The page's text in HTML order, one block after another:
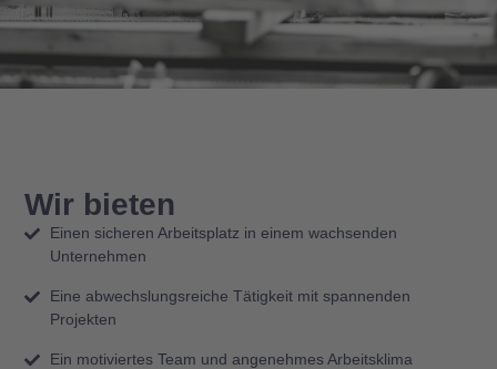
Wir bieten
Einen sicheren Arbeitsplatz in einem wachsenden
Unternehmen
Eine abwechslungsreiche Tätigkeit mit spannenden
Projekten​​
Ein motiviertes Team und angenehmes Arbeitsklima​